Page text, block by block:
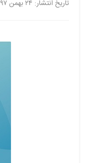
تاریخ انتشار: ۲۴ بهمن ۱۳۹۷